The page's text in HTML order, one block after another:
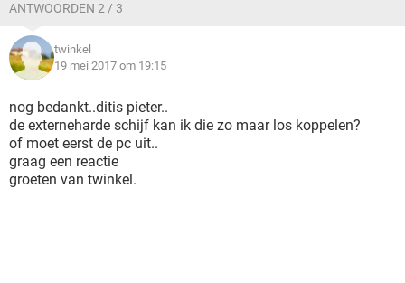
ANTWOORDEN 2 / 3
twinkel
19 mei 2017 om 19:15
nog bedankt..ditis pieter..
de externeharde schijf kan ik die zo maar los koppelen?
of moet eerst de pc uit..
graag een reactie
groeten van twinkel.